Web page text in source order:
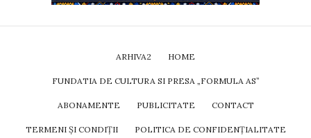
ARHIVA2 HOME
FUNDATIA DE CULTURA SI PRESA „FORMULA AS”
ABONAMENTE PUBLICITATE CONTACT
TERMENI ȘI CONDIȚII POLITICA DE CONFIDENȚIALITATE